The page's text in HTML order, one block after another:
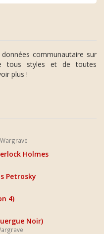
communautaire sur
tous styles et de toutes
plus !
Holmes
Petrosky
4)
Noir)